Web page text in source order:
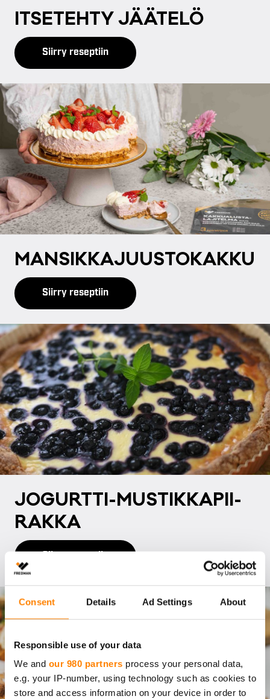
Consent Details Ad Settings About
Responsible use of your data
We and our 980 partners process your personal data,
e.g. your IP-number, using technology such as cookies to
store and access information on your device in order to
IT­SE­TEH­TY JÄÄ­TE­LÖ
Siirry reseptiin
MAN­SIK­KA­JUUS­TO­KAK­KU
Siirry reseptiin
JO­GURT­TI-MUS­TIK­KA­PII­
RAK­KA